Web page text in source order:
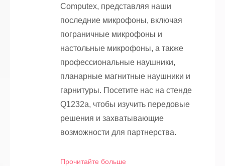
Computex, представляя наши
последние микрофоны, включая
пограничные микрофоны и
настольные микрофоны, а также
профессиональные наушники,
планарные магнитные наушники и
гарнитуры. Посетите нас на стенде
Q1232a, чтобы изучить передовые
решения и захватывающие
возможности для партнерства.
Прочитайте больше